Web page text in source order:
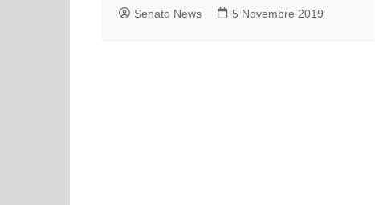
Senato News 5 Novembre 2019